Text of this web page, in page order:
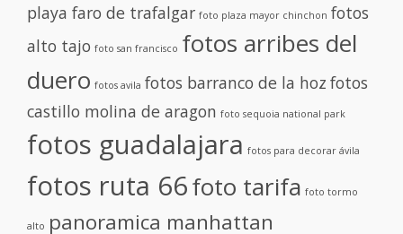
playa faro de trafalgar foto plaza mayor chinchon fotos
alto tajo foto san francisco fotos arribes del
duero fotos avila fotos barranco de la hoz fotos
castillo molina de aragon foto sequoia national park
fotos guadalajara fotos para decorar ávila
fotos ruta 66foto tarifa foto tormo
alto panoramica manhattan